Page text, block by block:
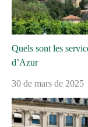
Quels sont les
d’Azur
30 de mars de 2025